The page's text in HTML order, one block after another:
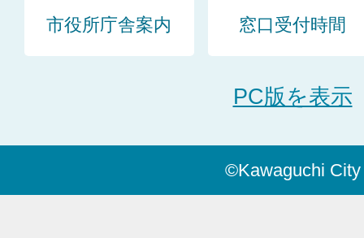
市役所庁舎案内 窓口受付時間
PC版を表示
©Kawaguchi City